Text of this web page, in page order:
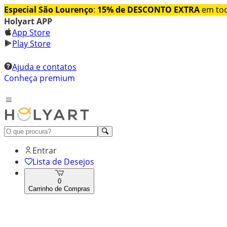
Especial São Lourenço: 15% de DESCONTO EXTRA em
Holyart APP
App Store
Play Store
Ajuda e contatos
Conheça premium
Entrar
Lista de Desejos
0
Carrinho de Compras